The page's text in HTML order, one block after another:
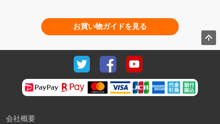
お買い物ガイドを見る
会社概要